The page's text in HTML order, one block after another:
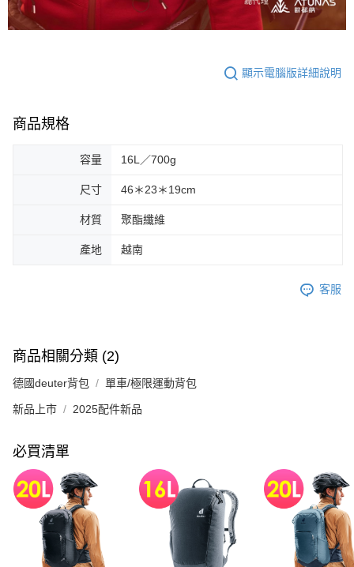
顯示電腦版詳細說明
商品規格
容量 16L／700g
尺寸 46＊23＊19cm
材質 聚酯纖維
產地 越南
客服
商品相關分類 (2)
德國deuter背包 單車/極限運動背包
新品上市 2025配件新品
必買清單